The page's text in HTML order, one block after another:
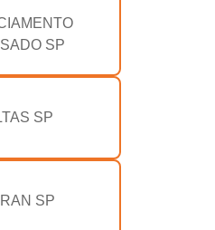
SP
SP
SP